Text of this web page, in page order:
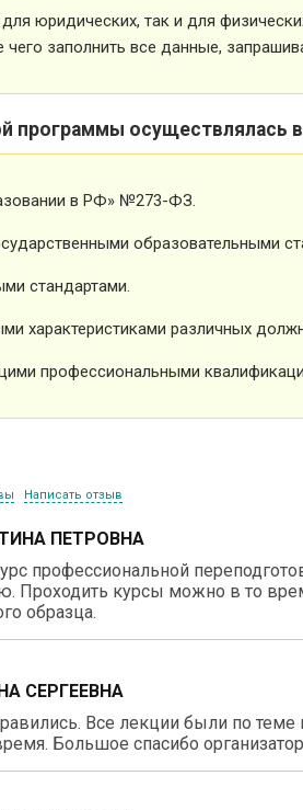
юридических, так и для
чего заполнить все данные,
программы осуществлялась
в РФ» №273-ФЗ.
образовательными
стандартами.
характеристиками различных
профессиональными
Написать отзыв
ПЕТРОВНА
профессиональной
Проходить курсы можно в то
образца.
СЕРГЕЕВНА
Все лекции были по
Большое спасибо